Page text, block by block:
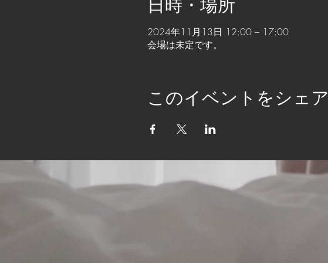
日時・場所
2024年11月13日 12:00 – 17:00
会場は未定です。
このイベントをシェア